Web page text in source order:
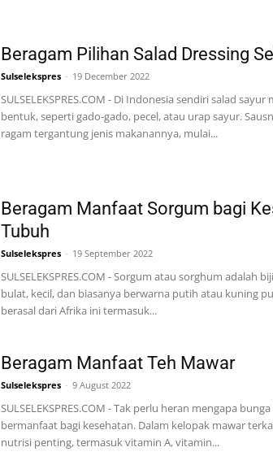
Beragam Pilihan Salad Dressing
Sulselekspres - 19 December 2022
SULSELEKSPRES.COM - Di Indonesia sendiri salad
bentuk, seperti gado-gado, pecel, atau urap sayur.
ragam tergantung jenis makanannya, mulai...
Beragam Manfaat Sorgum bagi
Tubuh
Sulselekspres - 19 September 2022
SULSELEKSPRES.COM - Sorgum atau sorghum adalah
bulat, kecil, dan biasanya berwarna putih atau kuning
berasal dari Afrika ini termasuk...
Beragam Manfaat Teh Mawar
Sulselekspres - 9 August 2022
SULSELEKSPRES.COM - Tak perlu heran mengapa
bermanfaat bagi kesehatan. Dalam kelopak mawar
nutrisi penting, termasuk vitamin A, vitamin...